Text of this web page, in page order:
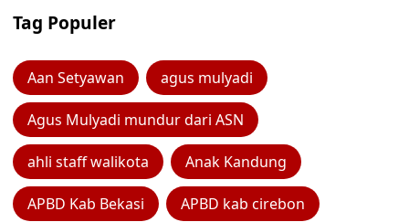
Tag Populer
Aan Setyawan agus mulyadi
Agus Mulyadi mundur dari ASN
ahli staff walikota Anak Kandung
APBD Kab Bekasi APBD kab cirebon